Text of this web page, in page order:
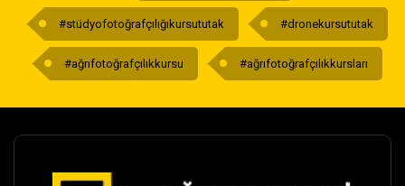
#stüdyofotoğrafçılığıkursututak #dronekursututak
#ağrıfotoğrafçılıkkursu #ağrıfotoğrafçılıkkursları